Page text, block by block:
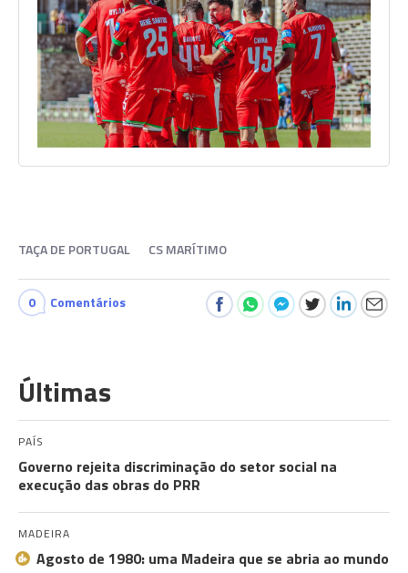
TAÇA DE PORTUGAL CS MARÍTIMO
0 Comentários
Últimas
PAÍS
Governo rejeita discriminação do setor social na
execução das obras do PRR
MADEIRA
Agosto de 1980: uma Madeira que se abria ao mundo